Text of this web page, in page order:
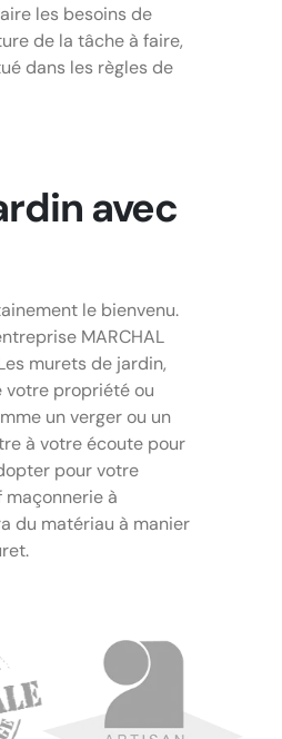
les besoins de
de la tâche à faire,
dans les règles de
avec
le bienvenu.
MARCHAL
murets de jardin,
votre propriété ou
un verger ou un
à votre écoute pour
pour votre
maçonnerie à
du matériau à manier